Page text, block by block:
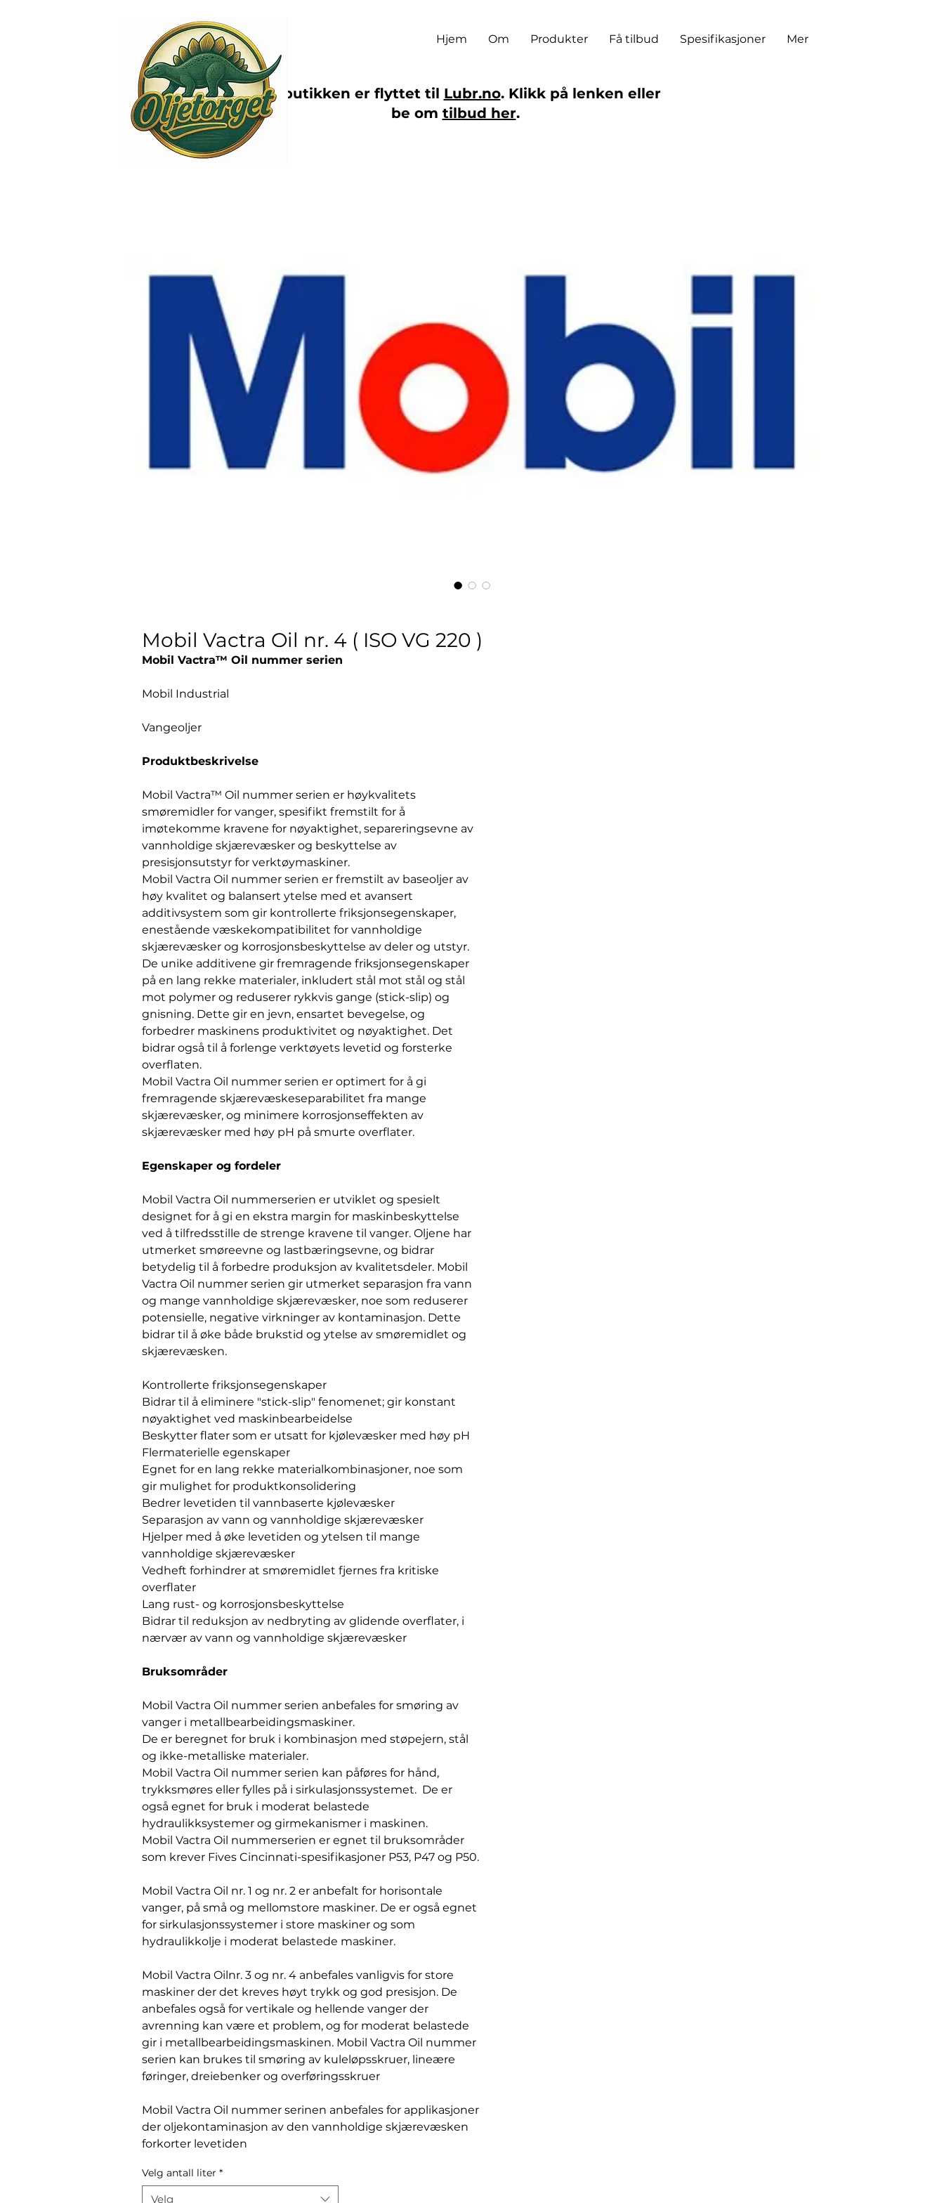
Hjem Om Produkter Få tilbud Spesifikasjoner Mer
Mobil Vactra Oil nr. 4 ( ISO VG 220 )
Mobil Vactra™ Oil nummer serien
Mobil Industrial
Vangeoljer
Produktbeskrivelse
Mobil Vactra™ Oil nummer serien er høykvalitets
smøremidler for vanger, spesifikt fremstilt for å
imøtekomme kravene for nøyaktighet, separeringsevne av
vannholdige skjærevæsker og beskyttelse av
presisjonsutstyr for verktøymaskiner.
Mobil Vactra Oil nummer serien er fremstilt av baseoljer av
høy kvalitet og balansert ytelse med et avansert
additivsystem som gir kontrollerte friksjonsegenskaper,
enestående væskekompatibilitet for vannholdige
skjærevæsker og korrosjonsbeskyttelse av deler og utstyr.
De unike additivene gir fremragende friksjonsegenskaper
på en lang rekke materialer, inkludert stål mot stål og stål
mot polymer og reduserer rykkvis gange (stick-slip) og
gnisning. Dette gir en jevn, ensartet bevegelse, og
forbedrer maskinens produktivitet og nøyaktighet. Det
bidrar også til å forlenge verktøyets levetid og forsterke
overflaten.
Mobil Vactra Oil nummer serien er optimert for å gi
fremragende skjærevæskeseparabilitet fra mange
skjærevæsker, og minimere korrosjonseffekten av
skjærevæsker med høy pH på smurte overflater.
Egenskaper og fordeler
Mobil Vactra Oil nummerserien er utviklet og spesielt
designet for å gi en ekstra margin for maskinbeskyttelse
ved å tilfredsstille de strenge kravene til vanger. Oljene har
utmerket smøreevne og lastbæringsevne, og bidrar
betydelig til å forbedre produksjon av kvalitetsdeler. Mobil
Vactra Oil nummer serien gir utmerket separasjon fra vann
og mange vannholdige skjærevæsker, noe som reduserer
potensielle, negative virkninger av kontaminasjon. Dette
bidrar til å øke både brukstid og ytelse av smøremidlet og
skjærevæsken.
Kontrollerte friksjonsegenskaper
Bidrar til å eliminere "stick-slip" fenomenet; gir konstant
nøyaktighet ved maskinbearbeidelse
Beskytter flater som er utsatt for kjølevæsker med høy pH
Flermaterielle egenskaper
Egnet for en lang rekke materialkombinasjoner, noe som
gir mulighet for produktkonsolidering
Bedrer levetiden til vannbaserte kjølevæsker
Separasjon av vann og vannholdige skjærevæsker
Hjelper med å øke levetiden og ytelsen til mange
vannholdige skjærevæsker
Vedheft forhindrer at smøremidlet fjernes fra kritiske
overflater
Lang rust- og korrosjonsbeskyttelse
Bidrar til reduksjon av nedbryting av glidende overflater, i
nærvær av vann og vannholdige skjærevæsker
Bruksområder
Mobil Vactra Oil nummer serien anbefales for smøring av
vanger i metallbearbeidingsmaskiner.
De er beregnet for bruk i kombinasjon med støpejern, stål
og ikke-metalliske materialer.
Mobil Vactra Oil nummer serien kan påføres for hånd,
trykksmøres eller fylles på i sirkulasjonssystemet. De er
også egnet for bruk i moderat belastede
hydraulikksystemer og girmekanismer i maskinen.
Mobil Vactra Oil nummerserien er egnet til bruksområder
som krever Fives Cincinnati-spesifikasjoner P53, P47 og P50.
Mobil Vactra Oil nr. 1 og nr. 2 er anbefalt for horisontale
vanger, på små og mellomstore maskiner. De er også egnet
for sirkulasjonssystemer i store maskiner og som
hydraulikkolje i moderat belastede maskiner.
Mobil Vactra Oilnr. 3 og nr. 4 anbefales vanligvis for store
maskiner der det kreves høyt trykk og god presisjon. De
anbefales også for vertikale og hellende vanger der
avrenning kan være et problem, og for moderat belastede
gir i metallbearbeidingsmaskinen. Mobil Vactra Oil nummer
serien kan brukes til smøring av kuleløpsskruer, lineære
føringer, dreiebenker og overføringsskruer
Mobil Vactra Oil nummer serinen anbefales for applikasjoner
der oljekontaminasjon av den vannholdige skjærevæsken
forkorter levetiden
Velg antall liter *
Velg
Nettbutikken er flyttet til Lubr.no. Klikk på lenken eller
be om tilbud her.